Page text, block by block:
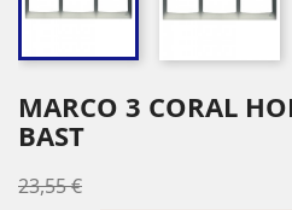
MARCO 3 CORAL
BAST
23,55 €